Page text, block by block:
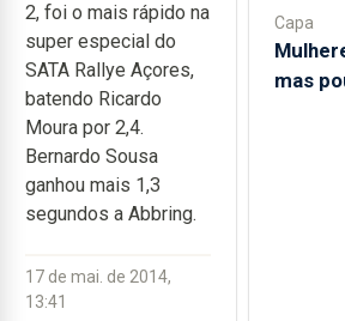
2, foi o mais rápido na
super especial do
SATA Rallye Açores,
batendo Ricardo
Moura por 2,4.
Bernardo Sousa
ganhou mais 1,3
segundos a Abbring.
17 de mai. de 2014,
13:41
Capa
mas